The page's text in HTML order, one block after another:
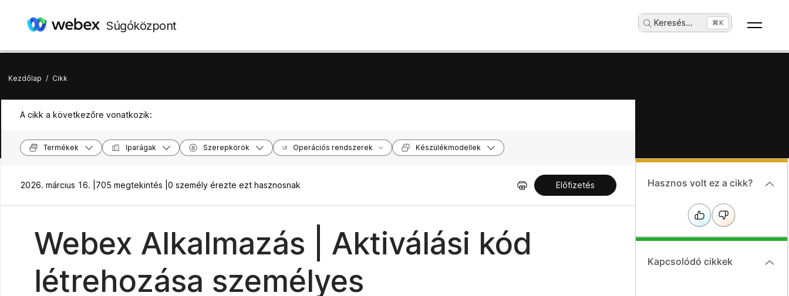
Súgóközpont Keresés... ⌘K
Kezdőlap / Cikk
A cikk a következőre vonatkozik:
Termékek Iparágak Szerepkörök Operációs rendszerek Készülékmodellek
2026. március 16. | 705 megtekintés | 0 személy érezte ezt hasznosnak Előfizetés
Webex Alkalmazás | Aktiválási kód
létrehozása személyes
Hasznos volt ez a cikk?
Kapcsolódó cikkek